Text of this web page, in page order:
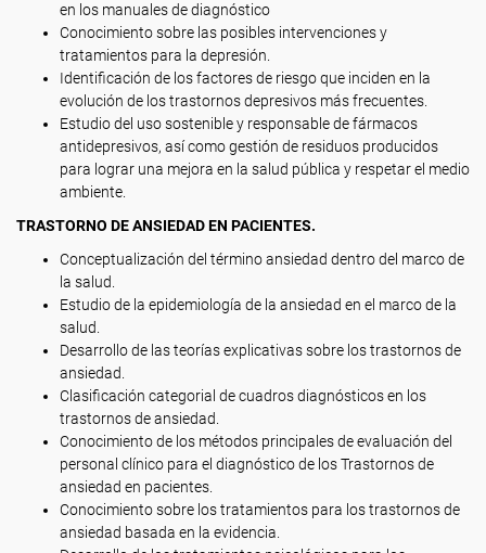
en los manuales de diagnóstico
Conocimiento sobre las posibles intervenciones y
tratamientos para la depresión.
Identificación de los factores de riesgo que inciden en la
evolución de los trastornos depresivos más frecuentes.
Estudio del uso sostenible y responsable de fármacos
antidepresivos, así como gestión de residuos producidos
para lograr una mejora en la salud pública y respetar el medio
ambiente.
TRASTORNO DE ANSIEDAD EN PACIENTES.
Conceptualización del término ansiedad dentro del marco de
la salud.
Estudio de la epidemiología de la ansiedad en el marco de la
salud.
Desarrollo de las teorías explicativas sobre los trastornos de
ansiedad.
Clasificación categorial de cuadros diagnósticos en los
trastornos de ansiedad.
Conocimiento de los métodos principales de evaluación del
personal clínico para el diagnóstico de los Trastornos de
ansiedad en pacientes.
Conocimiento sobre los tratamientos para los trastornos de
ansiedad basada en la evidencia.